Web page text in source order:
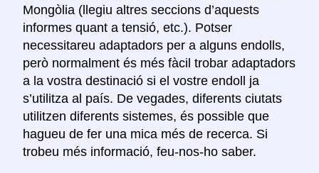
Mongòlia (llegiu altres seccions d’aquests
informes quant a tensió, etc.). Potser
necessitareu adaptadors per a alguns endolls,
però normalment és més fàcil trobar adaptadors
a la vostra destinació si el vostre endoll ja
s’utilitza al país. De vegades, diferents ciutats
utilitzen diferents sistemes, és possible que
hagueu de fer una mica més de recerca. Si
trobeu més informació, feu-nos-ho saber.